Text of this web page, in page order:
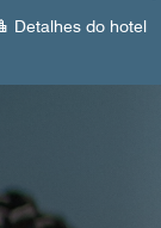
Detalhes do hotel